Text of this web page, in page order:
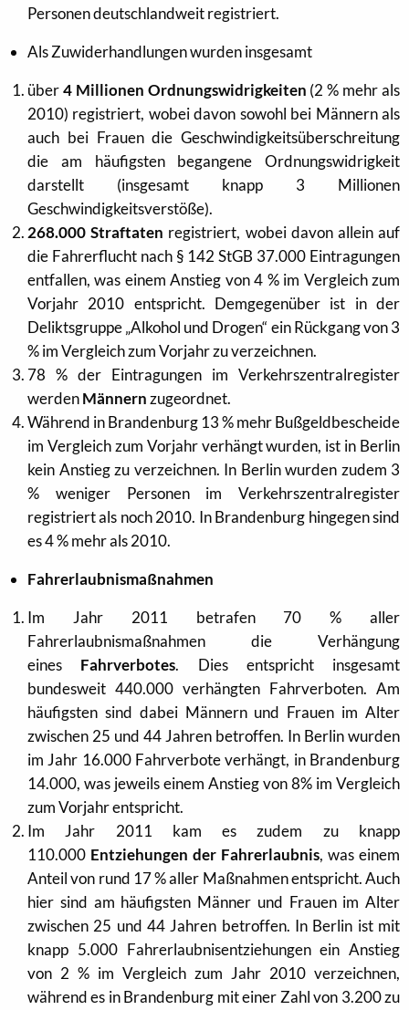
Personen deutschlandweit registriert.
Als Zuwiderhandlungen wurden insgesamt
über4 Millionen Ordnungswidrigkeiten (2 % mehr als
2010) registriert, wobei davon sowohl bei Männern als
auch bei Frauen die Geschwindigkeitsüberschreitung
die am häufigsten begangene Ordnungswidrigkeit
darstellt (insgesamt knapp 3 Millionen
Geschwindigkeitsverstöße).
268.000 Straftaten registriert, wobei davon allein auf
die Fahrerflucht nach § 142 StGB 37.000 Eintragungen
entfallen, was einem Anstieg von 4 % im Vergleich zum
Vorjahr 2010 entspricht. Demgegenüber ist in der
Deliktsgruppe „Alkohol und Drogen“ ein Rückgang von 3
% im Vergleich zum Vorjahr zu verzeichnen.
78 % der Eintragungen im Verkehrszentralregister
werdenMännernzugeordnet.
Während in Brandenburg 13 % mehr Bußgeldbescheide
im Vergleich zum Vorjahr verhängt wurden, ist in Berlin
kein Anstieg zu verzeichnen. In Berlin wurden zudem 3
% weniger Personen im Verkehrszentralregister
registriert als noch 2010. In Brandenburg hingegen sind
es 4 % mehr als 2010.
Fahrerlaubnismaßnahmen
Im Jahr 2011 betrafen 70 % aller
Fahrerlaubnismaßnahmen die Verhängung
eines Fahrverbotes. Dies entspricht insgesamt
bundesweit 440.000 verhängten Fahrverboten. Am
häufigsten sind dabei Männern und Frauen im Alter
zwischen 25 und 44 Jahren betroffen. In Berlin wurden
im Jahr 16.000 Fahrverbote verhängt, in Brandenburg
14.000, was jeweils einem Anstieg von 8% im Vergleich
zum Vorjahr entspricht.
Im Jahr 2011 kam es zudem zu knapp
110.000 Entziehungen der Fahrerlaubnis, was einem
Anteil von rund 17 % aller Maßnahmen entspricht. Auch
hier sind am häufigsten Männer und Frauen im Alter
zwischen 25 und 44 Jahren betroffen. In Berlin ist mit
knapp 5.000 Fahrerlaubnisentziehungen ein Anstieg
von 2 % im Vergleich zum Jahr 2010 verzeichnen,
während es in Brandenburg mit einer Zahl von 3.200 zu